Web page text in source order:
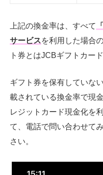
上記の換金率は、すべて
サービスを利用した場合
ト券とはJCBギフトカード
ギフト券を保有していな
載されている換金率で現
レジットカード現金化を
て、電話で問い合わせて
さい。